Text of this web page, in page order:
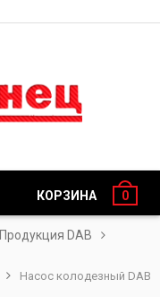
КОРЗИНА 0
Продукция DAB
Насос колодезный DAB